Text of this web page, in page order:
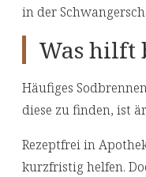
in der
Was hilft
Häufiges
diese zu finden, ist
Rezeptfrei in
kurzfristig helfen.